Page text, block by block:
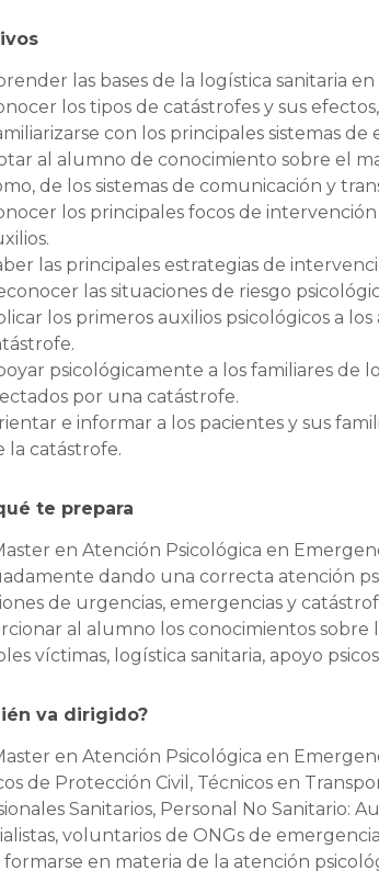
las bases de la logística sanitaria
los tipos de catástrofes y sus
con los principales sistemas
al alumno de conocimiento sobre el
de los sistemas de comunicación y
los principales focos de
las principales estrategias de
las situaciones de riesgo
los primeros auxilios psicológicos a
psicológicamente a los familiares de
por una catástrofe.
e informar a los pacientes y sus
la catástrofe.
te prepara
en Atención Psicológica en
dando una correcta atención
de urgencias, emergencias y
al alumno los conocimientos sobre
víctimas, logística sanitaria, apoyo
va dirigido?
en Atención Psicológica en
de Protección Civil, Técnicos en
Sanitarios, Personal No Sanitario:
voluntarios de ONGs de
formarse en materia de la atención